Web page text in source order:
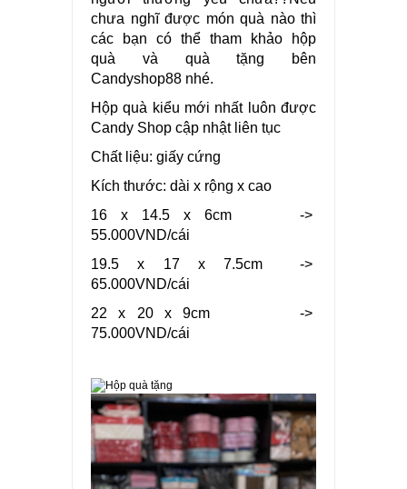
chưa nghĩ được món quà nào thì
các bạn có thể tham khảo hộp
quà và quà tặng bên
Candyshop88 nhé.
Hộp quà kiểu mới nhất luôn được
Candy Shop cập nhật liên tục
Chất liệu: giấy cứng
Kích thước: dài x rộng x cao
16 x 14.5 x 6cm ->
55.000VND/cái
19.5 x 17 x 7.5cm ->
65.000VND/cái
22 x 20 x 9cm ->
75.000VND/cái